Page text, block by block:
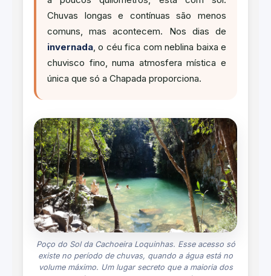
Chuvas longas e contínuas são menos
comuns, mas acontecem. Nos dias de
invernada, o céu fica com neblina baixa e
chuvisco fino, numa atmosfera mística e
única que só a Chapada proporciona.
Poço do Sol da Cachoeira Loquinhas. Esse acesso só
existe no período de chuvas, quando a água está no
volume máximo. Um lugar secreto que a maioria dos